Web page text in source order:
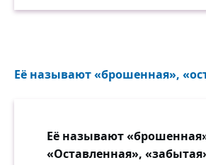
И не обижайте, а иначе
Её называют «брошенная»,
Её называют
«Оставленная»,